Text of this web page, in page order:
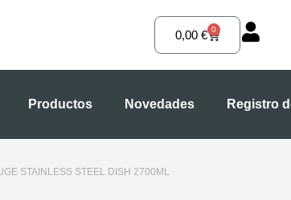
0,00 € 0
Carrito
Productos Novedades Registro
STAINLESS STEEL DISH 2700ML